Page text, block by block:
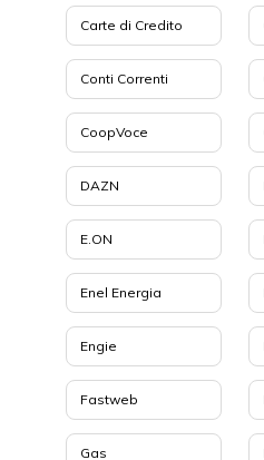
Carte di Credito
Conti Correnti
CoopVoce
DAZN
E.ON
Enel Energia
Engie
Fastweb
Gas